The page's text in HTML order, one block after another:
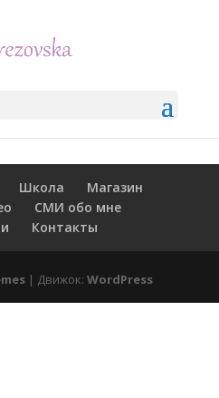
Школа
Магазин
СМИ обо мне
Контакты
| Движок:WordPress